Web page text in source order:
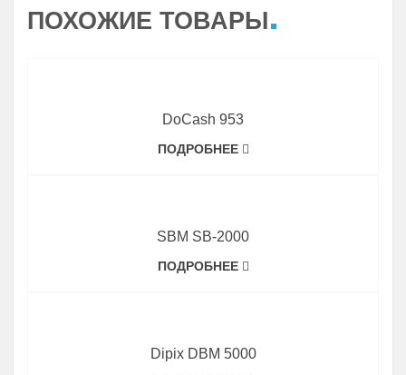
ПОХОЖИЕ ТОВАРЫ
DoCash 953
ПОДРОБНЕЕ
SBM SB-2000
ПОДРОБНЕЕ
Dipix DBM 5000